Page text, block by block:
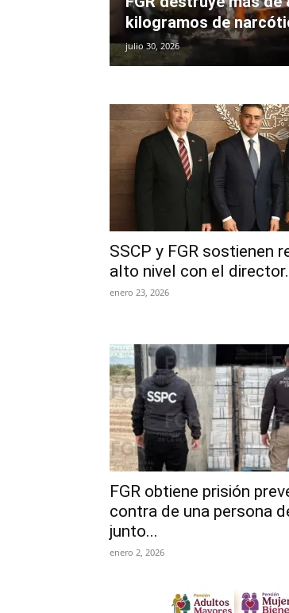
kilogramos de
julio 30, 2026
SSCP y FGR sostienen
alto nivel con el
enero 23, 2026
FGR obtiene prisión
contra de una persona
junto...
enero 2, 2026